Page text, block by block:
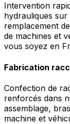
Intervention
hydrauliques
remplacement
de machines et
vous soyez en
Fabrication
Confection de
renforcés dans
assemblage,
machine et